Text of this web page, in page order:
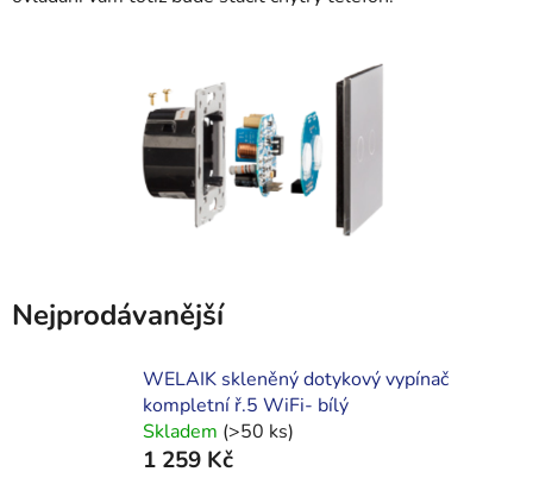
Nejprodávanější
WELAIK skleněný dotykový vypínač
kompletní ř.5 WiFi- bílý
Skladem (>50 ks)
1 259 Kč